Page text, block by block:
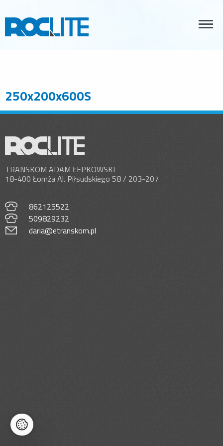
250x200x600S
TRANSKOM ADAM ŁEPKOWSKI
18-400 Łomża Al. Piłsudskiego 58 / 203-207
862125522
509829232
daria@etranskom.pl